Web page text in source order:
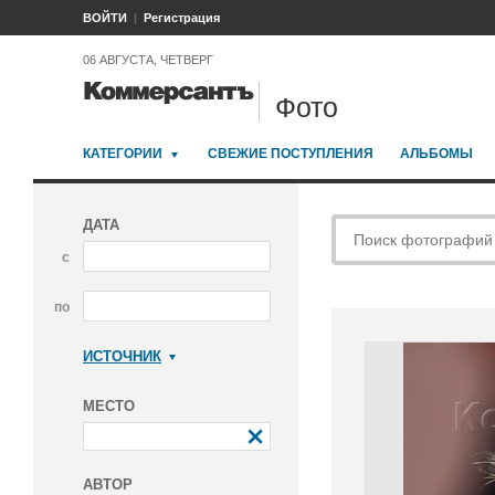
ВОЙТИ Регистрация
06 АВГУСТА, ЧЕТВЕРГ
Фото
КАТЕГОРИИ СВЕЖИЕ ПОСТУПЛЕНИЯ АЛЬБОМЫ
ДАТА
с
по
ИСТОЧНИК
МЕСТО
АВТОР